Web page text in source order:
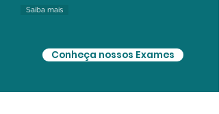
Saiba mais
Conheça nossos Exames